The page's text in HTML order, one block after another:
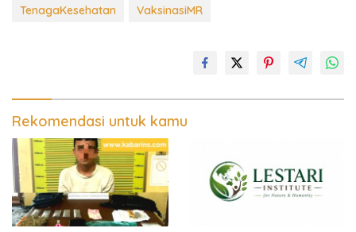
TenagaKesehatan
VaksinasiMR
Rekomendasi untuk kamu